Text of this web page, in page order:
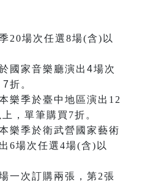
20場次任選8場(含)以
於國家音樂廳演出4場次
折。
本樂季於臺中地區演出12
，單筆購買7折。
本樂季於衛武營國家藝術
6場次任選4場(含)以
一次訂購兩張，第2張